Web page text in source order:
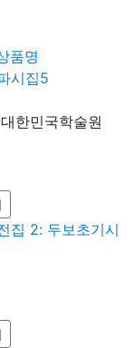
품명
시집5
한민국학술원
집 2: 두보초기시